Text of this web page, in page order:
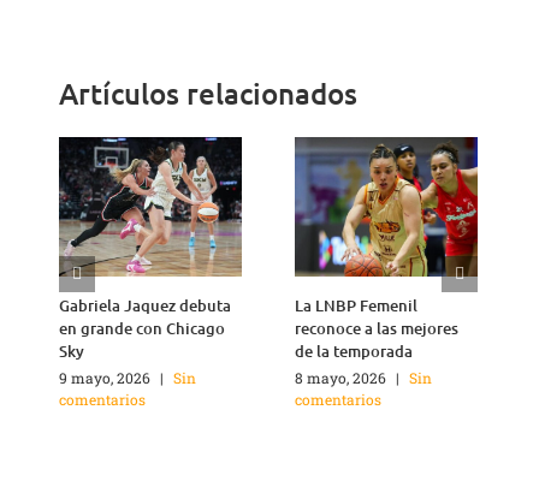
Artículos relacionados
Gabriela Jaquez debuta
en grande con Chicago
Sky
9 mayo, 2026 | Sin
comentarios
La LNBP Femenil
reconoce a las mejores
de la temporada
8 mayo, 2026 | Sin
comentarios